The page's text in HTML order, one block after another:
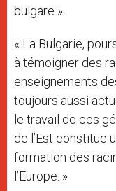
bulgare ».
« La Bulgarie,
à témoigner des
enseignements
toujours aussi
le travail de ces
de l’Est constitue
formation des
l’Europe. »